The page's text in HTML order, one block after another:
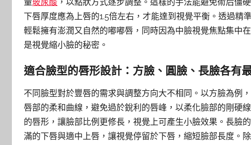
量玻尿酸 ，以點狀方式逐步調整。這樣的手法能避免術后僵
下唇厚度應為上唇的1.5倍左右，才能達到視覺平衡。透過
輕鬆擁有澎潤又自然的嘟嘟唇，同時因為中臉視覺焦點集中
是視覺縮小臉的秘密。
適合臉型的唇形設計：方臉、圓臉、長臉各有
不同臉型對於豐唇的需求與調整方向大不相同。以方臉為例
唇部的柔和曲線，避免過於銳利的唇峰，以柔化臉部的剛硬
的唇形，讓臉部比例更修長，視覺上可產生小臉效果。長臉
滿的下唇與適中上唇，讓視覺停留於下唇，縮短臉部長度。